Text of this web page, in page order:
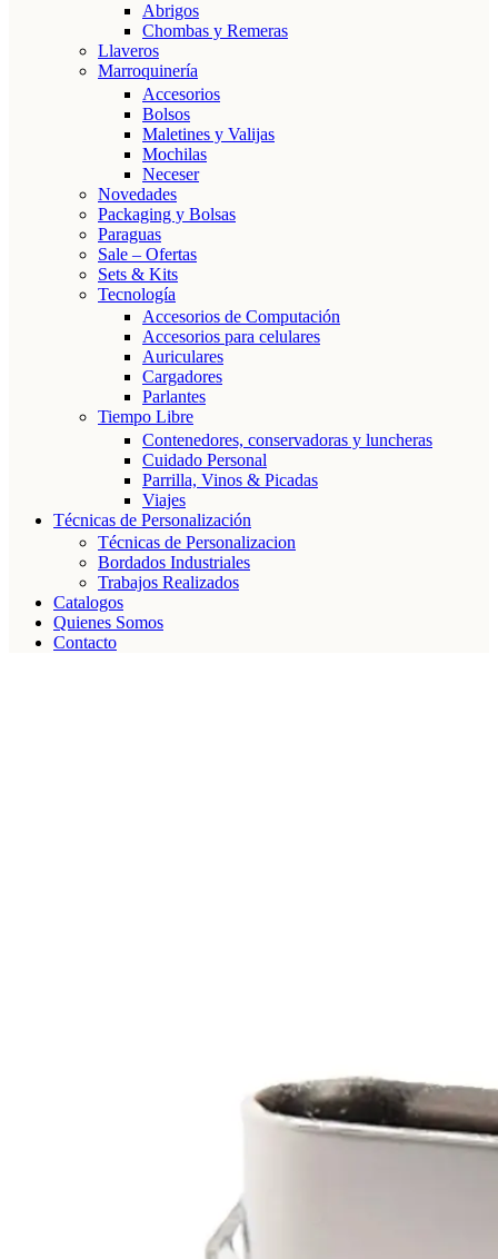
Abrigos
Chombas y Remeras
Llaveros
Marroquinería
Accesorios
Bolsos
Maletines y Valijas
Mochilas
Neceser
Novedades
Packaging y Bolsas
Paraguas
Sale – Ofertas
Sets & Kits
Tecnología
Accesorios de Computación
Accesorios para celulares
Auriculares
Cargadores
Parlantes
Tiempo Libre
Contenedores, conservadoras y luncheras
Cuidado Personal
Parrilla, Vinos & Picadas
Viajes
Técnicas de Personalización
Técnicas de Personalizacion
Bordados Industriales
Trabajos Realizados
Catalogos
Quienes Somos
Contacto